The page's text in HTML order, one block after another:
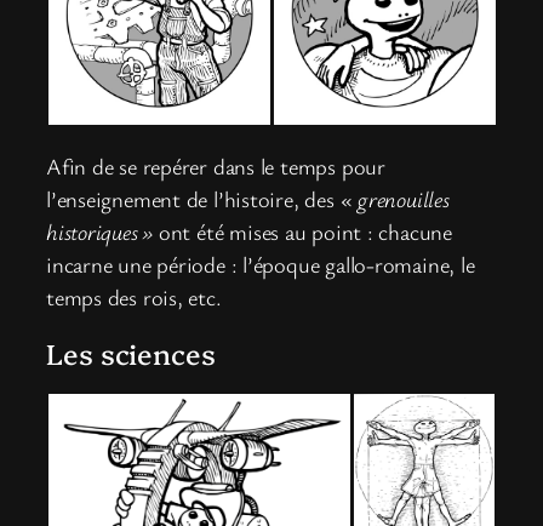
Afin de se repérer dans le temps pour
l’enseignement de l’histoire, des «grenouilles
historiques » ont été mises au point : chacune
incarne une période : l’époque gallo-romaine, le
temps des rois, etc.
Les sciences